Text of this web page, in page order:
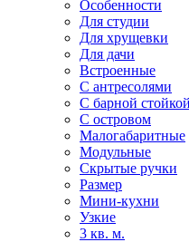
Особенности
Для студии
Для хрущевки
Для дачи
Встроенные
С антресолями
С барной стойкой
С островом
Малогабаритные
Модульные
Скрытые ручки
Размер
Мини-кухни
Узкие
3 кв. м.